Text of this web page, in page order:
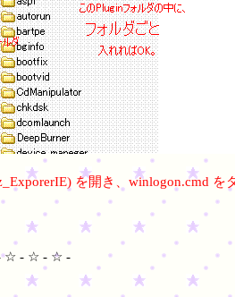
を開き、winlogon.cmd を
☆ - ☆ - ☆ -